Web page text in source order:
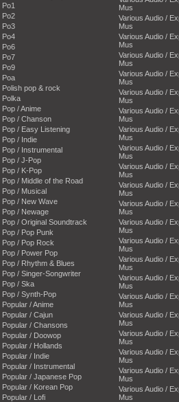
Po1
Po2
Po3
Po4
Po6
Po7
Po9
Poa
Polish pop & rock
Polka
Pop / Anime
Pop / Chanson
Pop / Easy Listening
Pop / Indie
Pop / Instrumental
Pop / J-Pop
Pop / K-Pop
Pop / Middle of the Road
Pop / Musical
Pop / New Wave
Pop / Newage
Pop / Original Soundtrack
Pop / Pop Punk
Pop / Pop Rock
Pop / Power Pop
Pop / Rhythm & Blues
Pop / Singer-Songwriter
Pop / Ska
Pop / Synth-Pop
Popular / Anime
Popular / Cajun
Popular / Chansons
Popular / Doowop
Popular / Hollands
Popular / Indie
Popular / Instrumental
Popular / Japanese Pop
Popular / Korean Pop
Popular / Lofi
Mus
Various Audio /
Mus
Various Audio /
Mus
Various Audio /
Mus
Various Audio /
Mus
Various Audio /
Mus
Various Audio /
Mus
Various Audio /
Mus
Various Audio /
Mus
Various Audio /
Mus
Various Audio /
Mus
Various Audio /
Mus
Various Audio /
Mus
Various Audio /
Mus
Various Audio /
Mus
Various Audio /
Mus
Various Audio /
Mus
Various Audio /
Mus
Various Audio /
Mus
Various Audio /
Mus
Various Audio /
Mus
Various Audio /
Mus